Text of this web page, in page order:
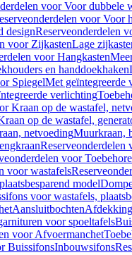
voor Voor dubbele
voor Voor
designReserveonderdelen
voor ZijkastenLage
voor Hangkasten
en handdoekhaken
SpiegelMet geïntegreerde
verlichting
Kraan op de wastafel,
op de wastafel,
netvoedingMuurkraan,
Reserveonderdelen
voor
voor wastafels
model
voor wastafels,
Aansluitbochten
voor spoeltafels
voor Afvoermanchet
BuissifonsInbouwsifons